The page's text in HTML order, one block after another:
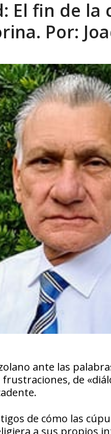
El fin de
Por:
ante las
de
de cómo las
a sus propios